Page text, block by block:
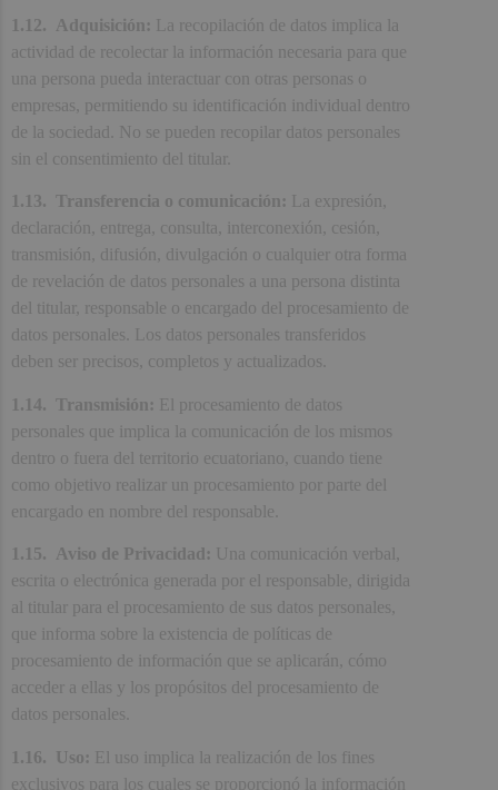
1.12. Adquisición: La recopilación de datos implica la
actividad de recolectar la información necesaria para que
una persona pueda interactuar con otras personas o
empresas, permitiendo su identificación individual dentro
de la sociedad. No se pueden recopilar datos personales
sin el consentimiento del titular.
1.13. Transferencia o comunicación:
La expresión,
declaración, entrega, consulta, interconexión, cesión,
transmisión, difusión, divulgación o cualquier otra forma
de revelación de datos personales a una persona distinta
del titular, responsable o encargado del procesamiento de
datos personales. Los datos personales transferidos
deben ser precisos, completos y actualizados.
1.14. Transmisión: El procesamiento de datos
personales que implica la comunicación de los mismos
dentro o fuera del territorio ecuatoriano, cuando tiene
como objetivo realizar un procesamiento por parte del
encargado en nombre del responsable.
1.15. Aviso de Privacidad: Una comunicación verbal,
escrita o electrónica generada por el responsable, dirigida
al titular para el procesamiento de sus datos personales,
que informa sobre la existencia de políticas de
procesamiento de información que se aplicarán, cómo
acceder a ellas y los propósitos del procesamiento de
datos personales.
1.16. Uso: El uso implica la realización de los fines
exclusivos para los cuales se proporcionó la información